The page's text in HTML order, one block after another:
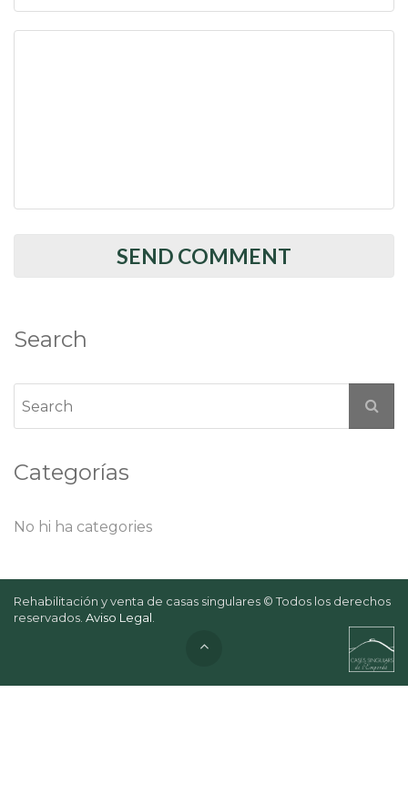
Search
Categorías
No hi ha categories
Rehabilitación y venta de casas singulares © Todos los derechos
reservados. Aviso Legal